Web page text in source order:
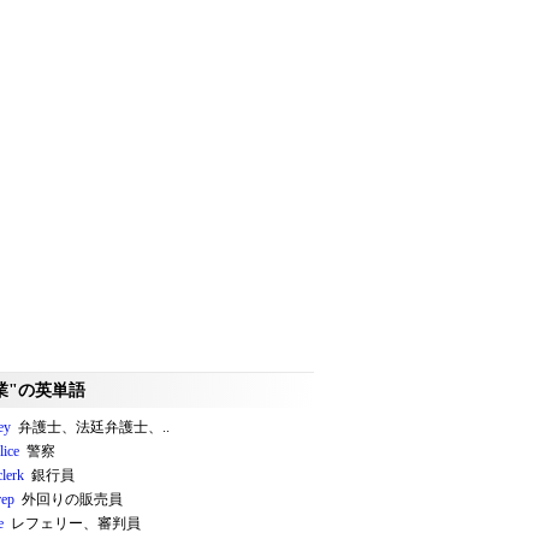
"の英単語
弁護士、法廷弁護士、..
警察
銀行員
外回りの販売員
レフェリー、審判員